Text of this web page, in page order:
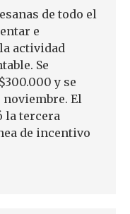
de todo el
e
actividad
Se
y se
noviembre. El
la tercera
de incentivo